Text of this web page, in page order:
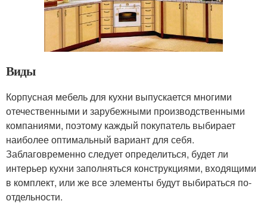
Виды
Корпусная мебель для кухни выпускается многими
отечественными и зарубежными производственными
компаниями, поэтому каждый покупатель выбирает
наиболее оптимальный вариант для себя.
Заблаговременно следует определиться, будет ли
интерьер кухни заполняться конструкциями, входящими
в комплект, или же все элементы будут выбираться по-
отдельности.